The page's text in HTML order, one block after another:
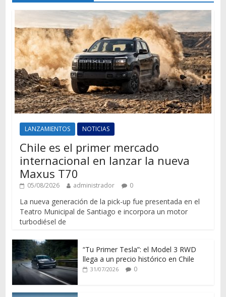
LANZAMIENTOS NOTICIAS
Chile es el primer mercado
internacional en lanzar la nueva
Maxus T70
05/08/2026 administrador 0
La nueva generación de la pick-up fue presentada en el
Teatro Municipal de Santiago e incorpora un motor
turbodiésel de
“Tu Primer Tesla”: el Model 3 RWD
llega a un precio histórico en Chile
31/07/2026 0